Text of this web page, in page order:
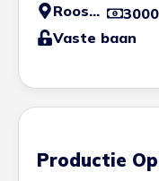
Roosendaal
Vaste baan
Productie